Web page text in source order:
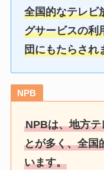
全国的なテレビ
グサービスの利
団にもたらされ
NPB
NPBは、地方
とが多く、全国
います。